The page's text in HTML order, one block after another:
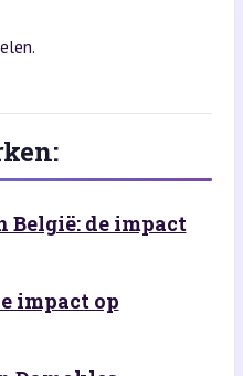
België: de impact
impact op